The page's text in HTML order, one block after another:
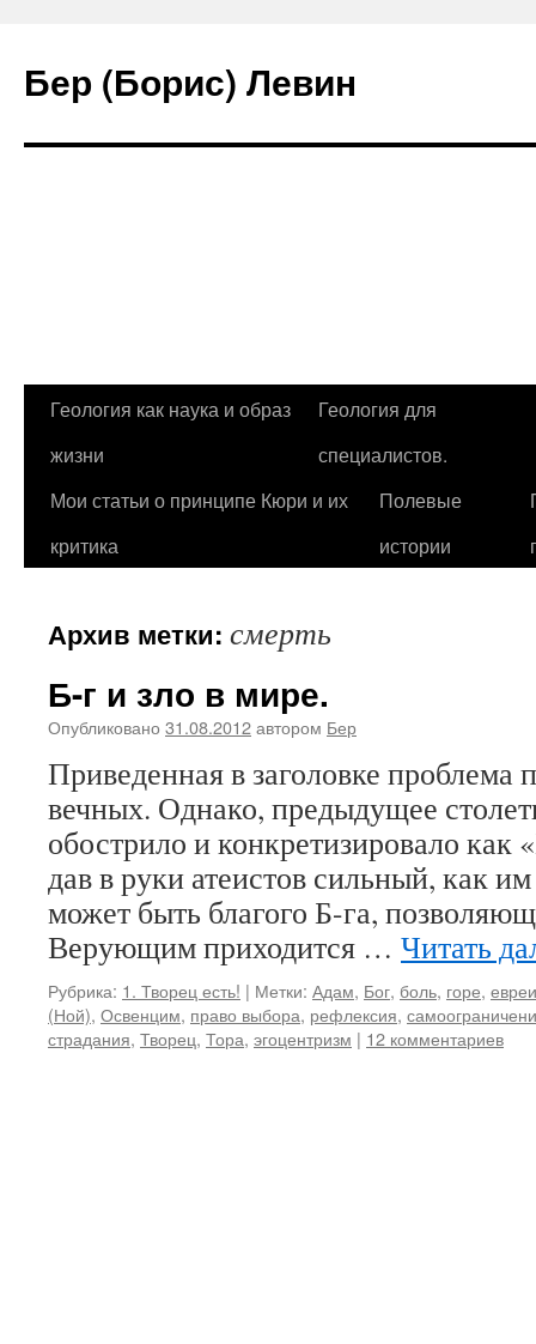
Бер (Борис) Левин
Перейти
содержимому
Геология как наука и образ
жизни
Геология для
специалистов.
Мои статьи о принципе Кюри и их
критика
Полевые
истории
Архив метки: смерть
Б-г и зло в мире.
Опубликовано 31.08.2012автором Бер
Приведенная в заголовке проблема
вечных. Однако, предыдущее
обострило и конкретизировало
дав в руки атеистов сильный, как
может быть благого Б-га,
Верующим приходится … Читать
Рубрика: 1. Творец есть! | Метки: Адам, Бог, боль, горе, евреи
(Ной), Освенцим, право выбора, рефлексия,
страдания, Творец, Тора, эгоцентризм | 12 комментариев